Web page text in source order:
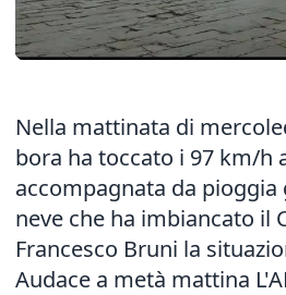
Nella mattinata di
bora ha toccato i 97 km/h
accompagnata da pioggia
neve che ha imbiancato il
Francesco Bruni la
Audace a metà mattina